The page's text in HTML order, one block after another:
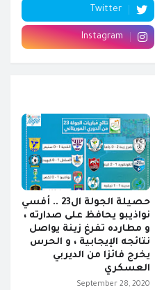
Twitter
Instagram
حصيلة الجولة ال23 .. أفسي
نواذيبو يحافظ على صدارته ،
و مطارده تفرغ زينة يواصل
نتائجه الإيجابية ، و الحرس
يخرج فائزا من الديربي
العسكري
September 28, 2020